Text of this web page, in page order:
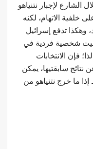
الشارع لإجبار نتنياهو
خلفية الاتهام، لكنه
وهكذا تدفع إسرائيل
شخصية فردية في
فإن الانتخابات
نتائج سابقتيها، يمكن
ما خرج نتنياهو من